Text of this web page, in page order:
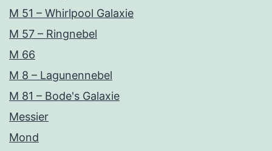
M 51 – Whirlpool Galaxie
M 57 – Ringnebel
M 66
M 8 – Lagunennebel
M 81 – Bode's Galaxie
Messier
Mond